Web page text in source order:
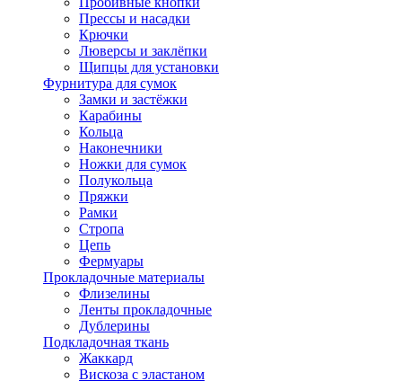
Прессы и насадки
Крючки
Люверсы и заклёпки
Щипцы для установки
Фурнитура для сумок
Замки и застёжки
Карабины
Кольца
Наконечники
Ножки для сумок
Полукольца
Пряжки
Рамки
Стропа
Цепь
Фермуары
Прокладочные материалы
Флизелины
Ленты прокладочные
Дублерины
Подкладочная ткань
Жаккард
Вискоза с эластаном